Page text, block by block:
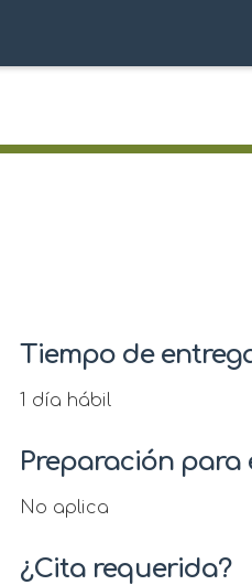
Tiempo de
1 día hábil
Preparación para
No aplica
¿Cita requerida?